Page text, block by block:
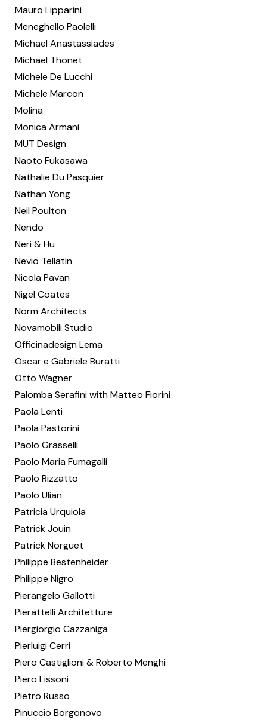
Mauro Lipparini
Meneghello Paolelli
Michael Anastassiades
Michael Thonet
Michele De Lucchi
Michele Marcon
Molina
Monica Armani
MUT Design
Naoto Fukasawa
Nathalie Du Pasquier
Nathan Yong
Neil Poulton
Nendo
Neri & Hu
Nevio Tellatin
Nicola Pavan
Nigel Coates
Norm Architects
Novamobili Studio
Officinadesign Lema
Oscar e Gabriele Buratti
Otto Wagner
Palomba Serafini with Matteo Fiorini
Paola Lenti
Paola Pastorini
Paolo Grasselli
Paolo Maria Fumagalli
Paolo Rizzatto
Paolo Ulian
Patricia Urquiola
Patrick Jouin
Patrick Norguet
Philippe Bestenheider
Philippe Nigro
Pierangelo Gallotti
Pierattelli Architetture
Piergiorgio Cazzaniga
Pierluigi Cerri
Piero Castiglioni & Roberto Menghi
Piero Lissoni
Pietro Russo
Pinuccio Borgonovo